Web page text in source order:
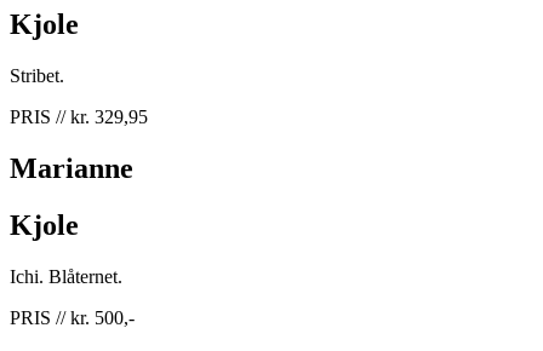
Kjole
Stribet.
PRIS // kr. 329,95
Marianne
Kjole
Ichi. Blåternet.
PRIS // kr. 500,-